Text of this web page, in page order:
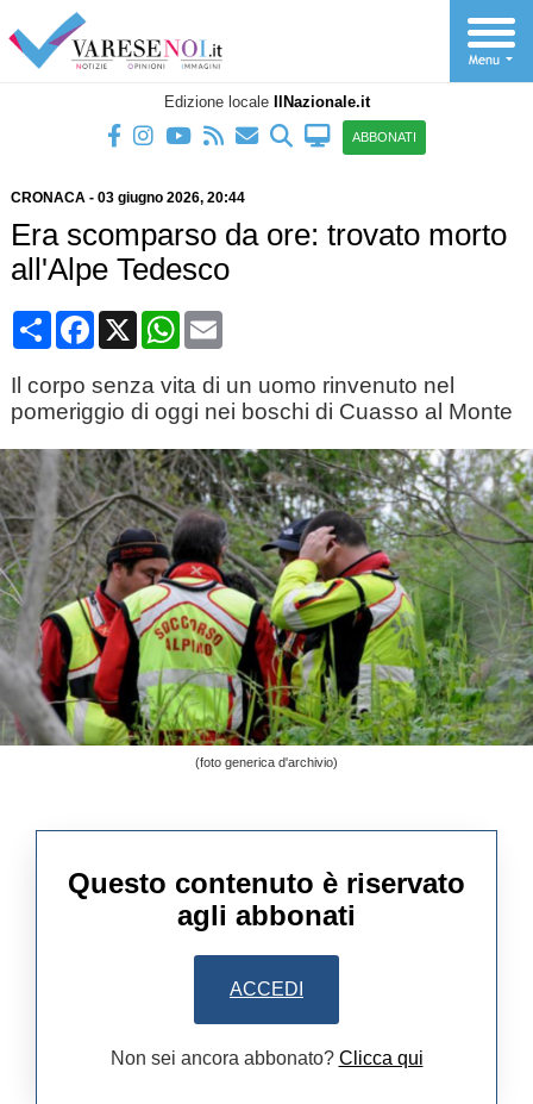
Edizione locale IlNazionale.it
ABBONATI
CRONACA- 03 giugno 2026, 20:44
Era scomparso da ore: trovato morto
all'Alpe Tedesco
CondividiFacebook
X WhatsApp
Email
Il corpo senza vita di un uomo rinvenuto nel
pomeriggio di oggi nei boschi di Cuasso al Monte
(foto generica d'archivio)
Questo contenuto è riservato
agli abbonati
ACCEDI
Non sei ancora abbonato? Clicca qui